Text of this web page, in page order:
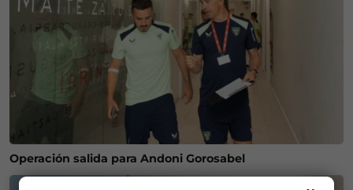
Operación salida para Andoni Gorosabel